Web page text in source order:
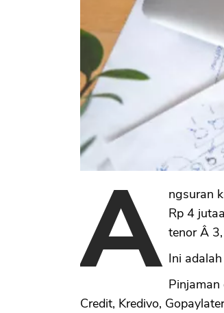
A ngsuran
Rp 4
tenor Â
Ini
Pinjaman
Credit, Kredivo,